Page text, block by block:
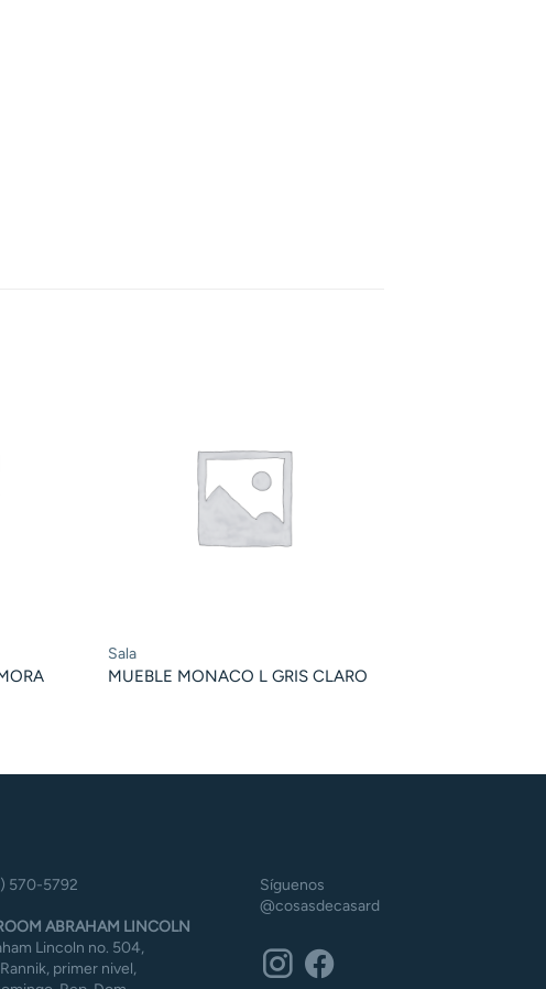
Sala
MUEBLE MONACO L GRIS CLARO
570-5792
ABRAHAM LINCOLN
Lincoln no. 504,
primer nivel,
Síguenos
@cosasdecasard